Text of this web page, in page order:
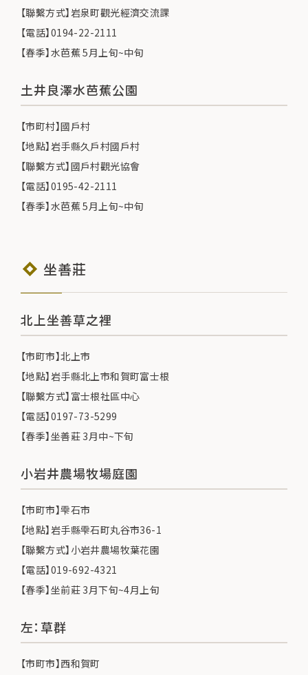
【聯繫方式】岩泉町觀光經濟交流課
【電話】0194-22-2111
【春季】水芭蕉 5月上旬~中旬
土井良澤水芭蕉公園
【市町村】國戶村
【地點】岩手縣久戶村國戶村
【聯繫方式】國戶村觀光協會
【電話】0195-42-2111
【春季】水芭蕉 5月上旬~中旬
坐善莊
北上坐善草之裡
【市町市】北上市
【地點】岩手縣北上市和賀町富士根
【聯繫方式】富士根社區中心
【電話】0197-73-5299
【春季】坐善莊 3月中~下旬
小岩井農場牧場庭園
【市町市】雫石市
【地點】岩手縣雫石町丸谷市36-1
【聯繫方式】小岩井農場牧葉花園
【電話】019-692-4321
【春季】坐前莊 3月下旬~4月上旬
左：草群
【市町市】西和賀町